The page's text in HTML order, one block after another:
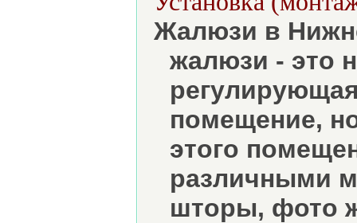
Жалюзи в
жалюзи - это
помещение,
этого
различными
шторы, фото